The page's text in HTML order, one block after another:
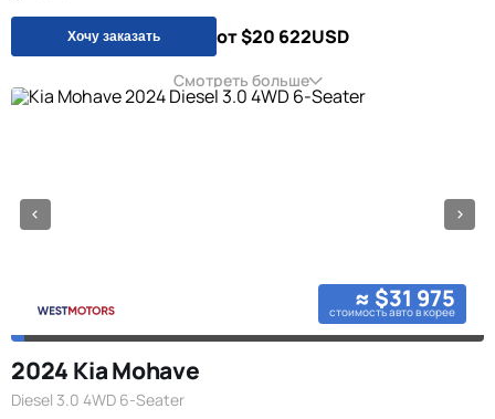
Хочу заказать от $20 622USD
Смотреть больше
≈ $31 975
стоимость авто в корее
2024 Kia Mohave
Diesel 3.0 4WD 6-Seater